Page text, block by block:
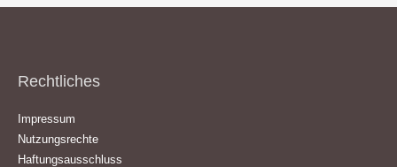
Rechtliches
Impressum
Nutzungsrechte
Haftungsausschluss